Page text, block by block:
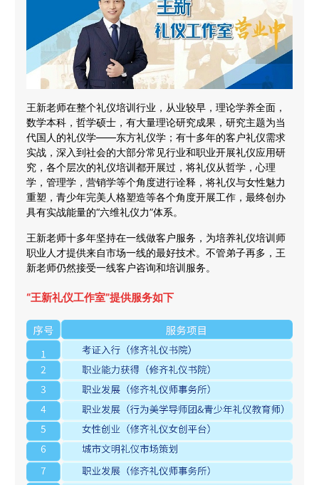
王新老师在整个礼仪培训行业，从业较早，理论学养全面，
数学本科，哲学硕士，有大量理论研究成果，研究主题为当
代国人的礼仪学——东方礼仪学；有十多年的客户礼仪需求
实战，深入到社会的大部分常见行业和职业开展礼仪应用研
究，各个层次的礼仪培训都开展过，将礼仪从哲学，心理
学，管理学，营销学等个角度进行诠释，将礼仪与女性魅力
重塑，青少年完美人格塑造等各个角度开展工作，最终创办
具有实战能量的“六维礼仪力”体系。
王新老师十多年坚持在一线做客户服务，为培养礼仪培训师
职业人才提供来自市场一线的最好技术。不管弟子再多，王
新老师仍然接受一线客户咨询和培训服务。
“王新礼仪工作室”提供服务如下